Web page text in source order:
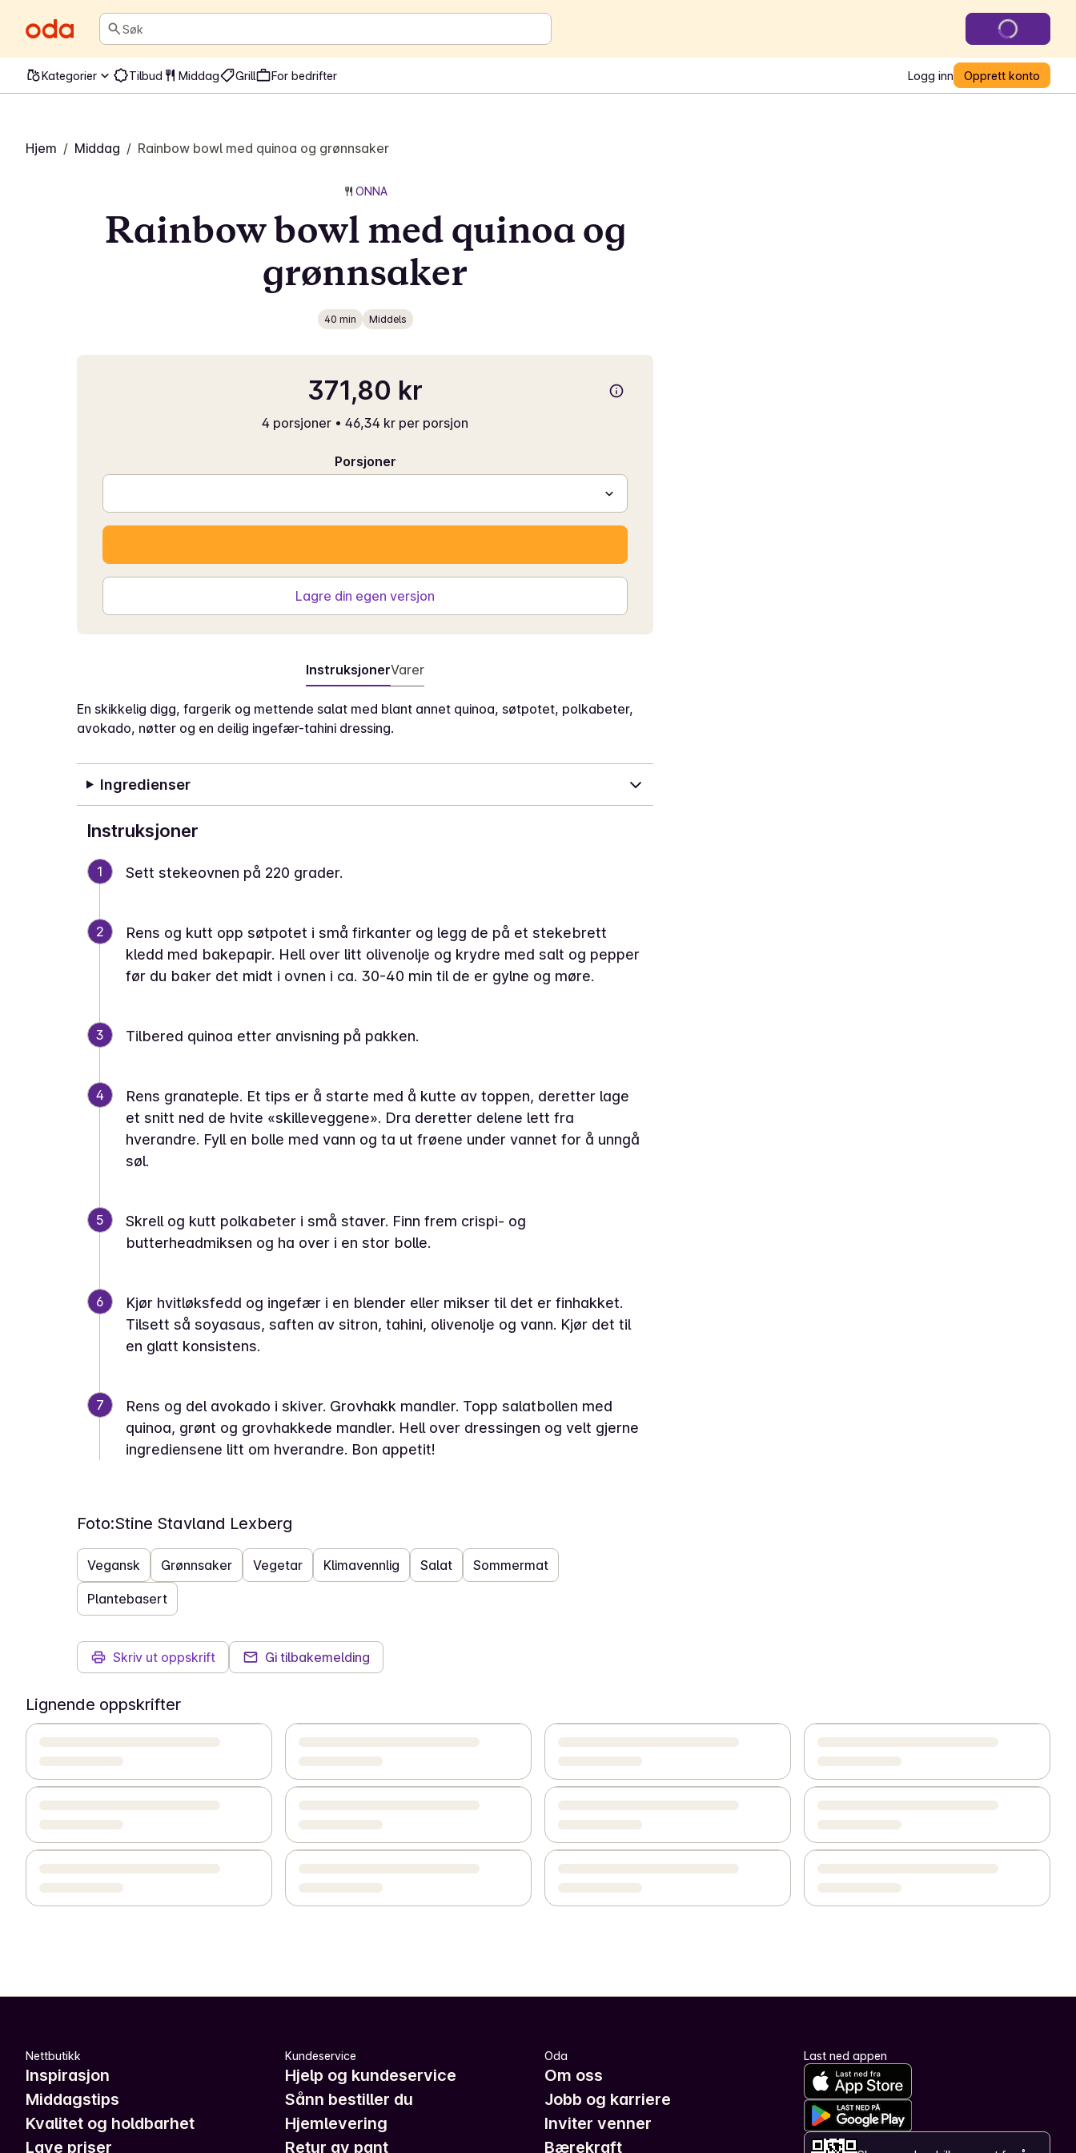
Søk
Kategorier Tilbud Middag Grill For bedrifter Logg inn Opprett konto
Hjem / Middag / Rainbow bowl med quinoa og grønnsaker
ONNA
Rainbow bowl med quinoa og
grønnsaker
40 min Middels
371,80 kr
4 porsjoner • 46,34 kr per porsjon
Porsjoner
Lagre din egen versjon
InstruksjonerVarer
En skikkelig digg, fargerik og mettende salat med blant annet quinoa, søtpotet, polkabeter,
avokado, nøtter og en deilig ingefær-tahini dressing.
Ingredienser
Instruksjoner
1 Sett stekeovnen på 220 grader.
2
Rens og kutt opp søtpotet i små firkanter og legg de på et stekebrett
kledd med bakepapir. Hell over litt olivenolje og krydre med salt og pepper
før du baker det midt i ovnen i ca. 30-40 min til de er gylne og møre.
3 Tilbered quinoa etter anvisning på pakken.
4
Rens granateple. Et tips er å starte med å kutte av toppen, deretter lage
et snitt ned de hvite «skilleveggene». Dra deretter delene lett fra
hverandre. Fyll en bolle med vann og ta ut frøene under vannet for å unngå
søl.
5
Skrell og kutt polkabeter i små staver. Finn frem crispi- og
butterheadmiksen og ha over i en stor bolle.
6
Kjør hvitløksfedd og ingefær i en blender eller mikser til det er finhakket.
Tilsett så soyasaus, saften av sitron, tahini, olivenolje og vann. Kjør det til
en glatt konsistens.
7
Rens og del avokado i skiver. Grovhakk mandler. Topp salatbollen med
quinoa, grønt og grovhakkede mandler. Hell over dressingen og velt gjerne
ingrediensene litt om hverandre. Bon appetit!
Foto:Stine Stavland Lexberg
Vegansk Grønnsaker Vegetar Klimavennlig Salat Sommermat
Plantebasert
Skriv ut oppskrift Gi tilbakemelding
Lignende oppskrifter
Nettbutikk
Inspirasjon
Middagstips
Kvalitet og holdbarhet
Lave priser
Kundeservice
Hjelp og kundeservice
Sånn bestiller du
Hjemlevering
Retur av pant
Oda
Om oss
Jobb og karriere
Inviter venner
Bærekraft
Last ned appen